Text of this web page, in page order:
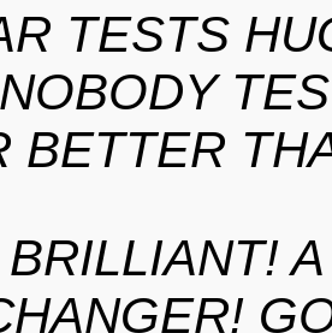
TESTS
BETTER